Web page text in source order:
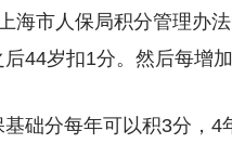
海市人保局积分管理办
44岁扣1分。然后每增
础分每年可以积3分，